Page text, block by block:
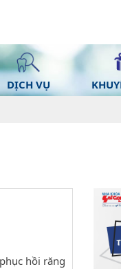
DỊCH VỤ
hồi răng